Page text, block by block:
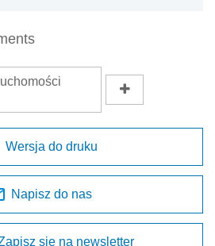
Wersja do druku
Napisz do nas
się na newsletter